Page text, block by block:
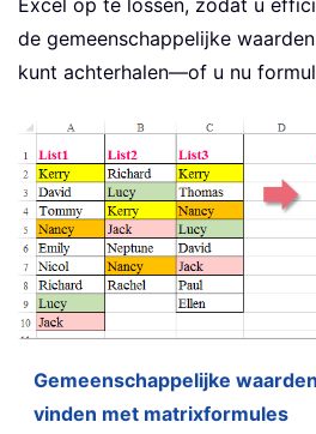
Excel op te lossen, zodat u
de gemeenschappelijke
kunt achterhalen—of u nu
Gemeenschappelijke
vinden met matrixformules